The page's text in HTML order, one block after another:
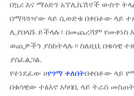
በኳሪ እና ማዕድን አፕሊኬሽኖች ውስጥ
በማጓጓዣው ላይ ሲወድቁ በቀበቶው ላይ
ሊያበላሹ ይችላሉ፣ በመጨረሻም የመቀነስ
ወጪዎችን ያስከትላሉ። ስለዚህ, በቁሳዊ
ያስፈልጋል.
የተነደፈው ሀየጎማ ቀለበትበቀበቶው ላይ
በቁሳዊው ተፅእኖ አካባቢ ላይ ትራስ